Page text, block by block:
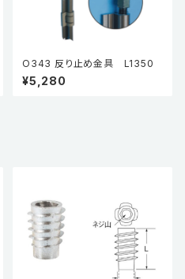
O343 反り止め金具 L1350
¥5,280